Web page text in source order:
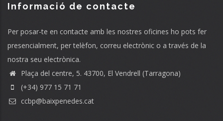
Informació de contacte
Per posar-te en contacte amb les nostres oficines ho pots fer
presencialment, per telèfon, correu electrònic o a través de la
nostra seu electrònica.
Plaça del centre, 5. 43700, El Vendrell (Tarragona)
(+34) 977 15 71 71
ccbp@baixpenedes.cat